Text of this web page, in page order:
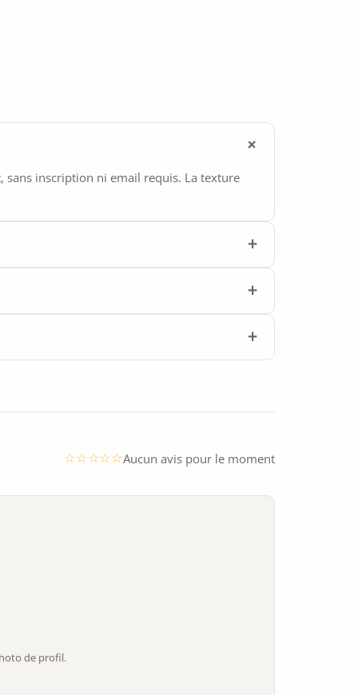
sans inscription ni email requis. La texture
Aucun avis pour le moment
de profil.